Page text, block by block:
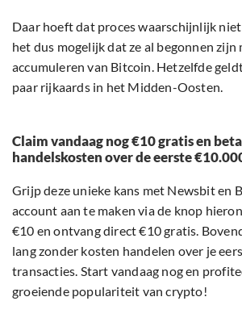
Daar hoeft dat proces waarschijnlijk niet
het dus mogelijk dat ze al begonnen zijn
accumuleren van Bitcoin. Hetzelfde
paar rijkaards in het Midden-Oosten.
Claim vandaag nog €10 gratis en
handelskosten over de eerste
Grijp deze unieke kans met Newsbit en
account aan te maken via de knop
€10 en ontvang direct €10 gratis.
lang zonder kosten handelen over je
transacties. Start vandaag nog en
groeiende populariteit van crypto!